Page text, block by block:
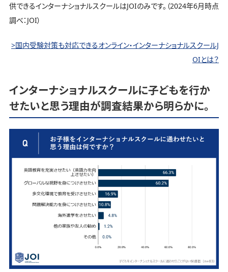
供できるインターナショナルスクールはJOIのみです。（2024年6月時点
調べ：JOI）
>国内受験対策も対応できるオンライン・インターナショナルスクールJ
OIとは？
インターナショナルスクールに子どもを行か
せたいと思う理由が調査結果から明らかに。